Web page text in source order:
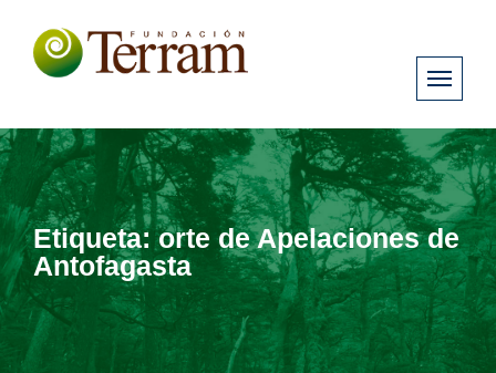
Etiqueta:orte de Apelaciones de
Antofagasta